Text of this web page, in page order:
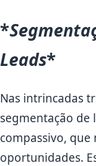
*
Leads*
Nas intrincadas
segmentação de
compassivo,
oportunidades.